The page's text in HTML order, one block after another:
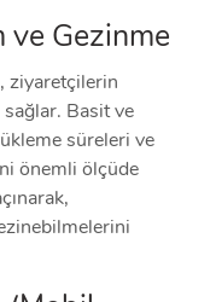
ve Gezinme
ziyaretçilerin
Basit ve
süreleri ve
önemli ölçüde